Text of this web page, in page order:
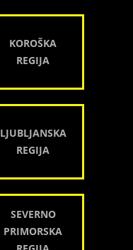
KOROŠKA
REGIJA
LJUBLJANSKA
REGIJA
SEVERNO
PRIMORSKA